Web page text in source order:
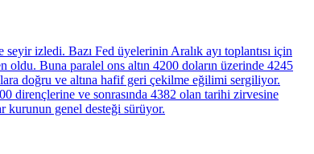
izledi. Bazı Fed üyelerinin Aralık ayı toplantısı için
Buna paralel ons altın 4200 doların üzerinde 4245
doğru ve altına hafif geri çekilme eğilimi sergiliyor.
dirençlerine ve sonrasında 4382 olan tarihi zirvesine
kurunun genel desteği sürüyor.